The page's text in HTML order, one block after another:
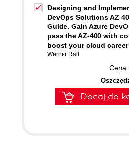
Designing and
DevOps Solutions AZ
Guide. Gain Azure
pass the AZ-400 with
boost your cloud career
Werner Rall
Cena
Dodaj do